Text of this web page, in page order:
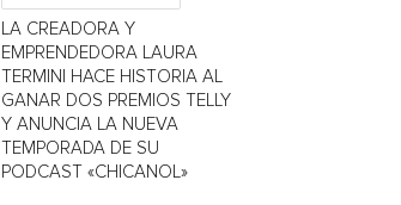
LA CREADORA Y
EMPRENDEDORA LAURA
TERMINI HACE HISTORIA AL
GANAR DOS PREMIOS TELLY
Y ANUNCIA LA NUEVA
TEMPORADA DE SU
PODCAST «CHICANOL»